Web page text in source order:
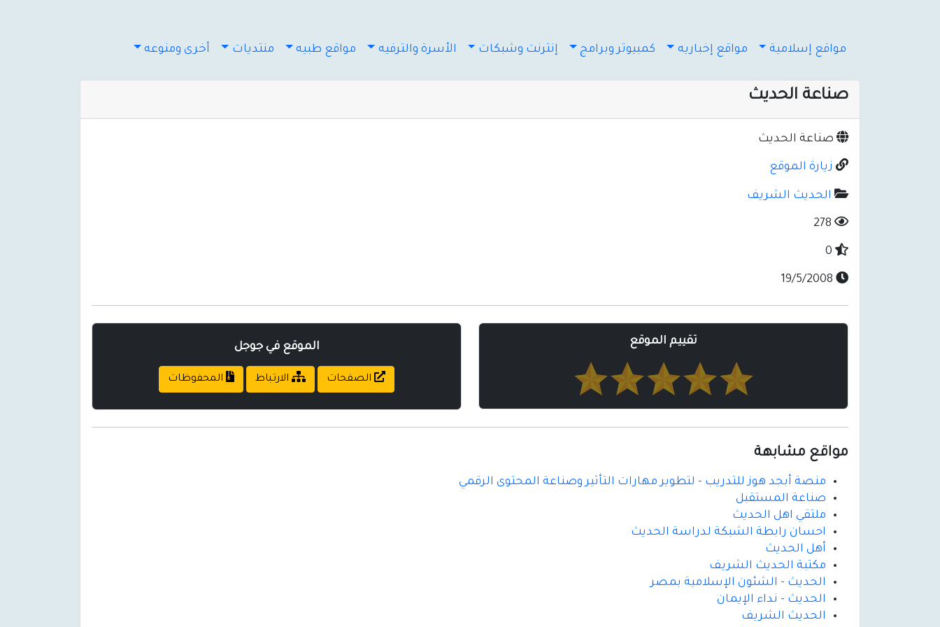
مواقع إسلامية مواقع إخباريه كمبيوتر وبرامج إنترنت وشبكات الأسرة والترفيه مواقع طبيه منتديات أخرى ومنوعه
صناعة الحديث
صناعة الحديث
زيارة الموقع
الحديث الشريف
تقييم الموقع الموقع في جوجل
الصفحات الارتباط المحفوظات
مواقع مشابهة
منصة أبجد هوز للتدريب - لتطوير مهارات التأثير وصناعة المحتوى الرقمي
صناعة المستقبل
ملتقي اهل الحديث
احسان رابطة الشبكة لدراسة الحديث
أهل الحديث
مكتبة الحديث الشريف
الحديث - الشئون الإسلامية بمصر
الحديث - نداء الإيمان
الحديث الشريف